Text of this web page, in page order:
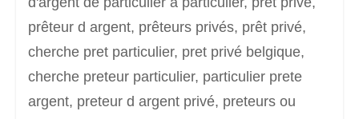
prêteur d argent, prêteurs privés, prêt privé,
cherche pret particulier, pret privé belgique,
cherche preteur particulier, particulier prete
argent, preteur d argent privé, preteurs ou